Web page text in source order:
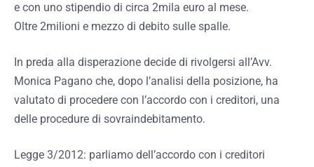
e con uno stipendio di circa 2mila euro al mese.
Oltre 2milioni e mezzo di debito sulle spalle.
In preda alla disperazione decide di rivolgersi all’Avv.
Monica Pagano che, dopo l’analisi della posizione, ha
valutato di procedere con l’accordo con i creditori, una
delle procedure di sovraindebitamento.
Legge 3/2012: parliamo dell’accordo con i creditori